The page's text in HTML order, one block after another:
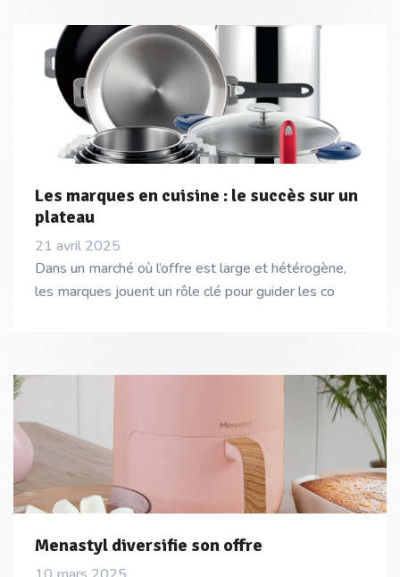
Les marques en cuisine : le succès sur un
plateau
21 avril 2025
Dans un marché où l’offre est large et hétérogène,
les marques jouent un rôle clé pour guider les co
Menastyl diversifie son offre